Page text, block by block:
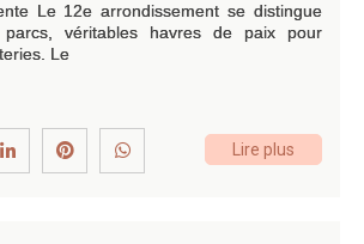
Le 12e arrondissement se distingue
véritables havres de paix pour
Le
Lire plus